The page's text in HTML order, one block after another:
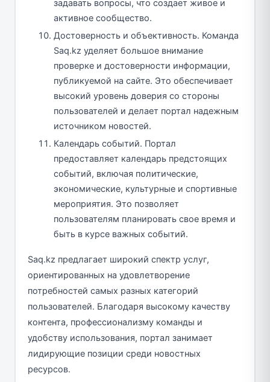
задавать вопросы, что создает живое и
активное сообщество.
Достоверность и объективность. Команда
Saq.kz уделяет большое внимание
проверке и достоверности информации,
публикуемой на сайте. Это обеспечивает
высокий уровень доверия со стороны
пользователей и делает портал надежным
источником новостей.
Календарь событий. Портал
предоставляет календарь предстоящих
событий, включая политические,
экономические, культурные и спортивные
мероприятия. Это позволяет
пользователям планировать свое время и
быть в курсе важных событий.
Saq.kz предлагает широкий спектр услуг,
ориентированных на удовлетворение
потребностей самых разных категорий
пользователей. Благодаря высокому качеству
контента, профессионализму команды и
удобству использования, портал занимает
лидирующие позиции среди новостных
ресурсов.